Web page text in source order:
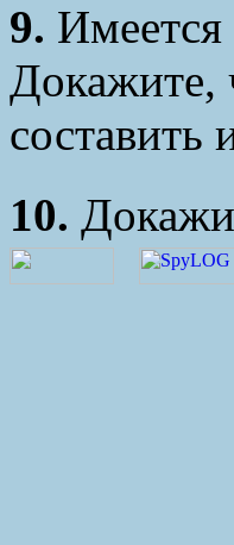
9.
Докажите,
составить
10.